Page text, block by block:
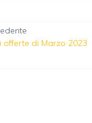
offerte di Marzo 2023